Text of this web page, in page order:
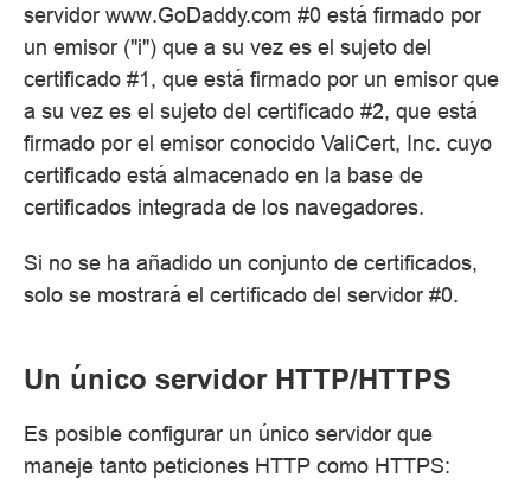
servidor www.GoDaddy.com #0 está firmado por
un emisor ("i") que a su vez es el sujeto del
certificado #1, que está firmado por un emisor que
a su vez es el sujeto del certificado #2, que está
firmado por el emisor conocido ValiCert, Inc. cuyo
certificado está almacenado en la base de
certificados integrada de los navegadores.
Si no se ha añadido un conjunto de certificados,
solo se mostrará el certificado del servidor #0.
Un único servidor HTTP/HTTPS
Es posible configurar un único servidor que
maneje tanto peticiones HTTP como HTTPS: